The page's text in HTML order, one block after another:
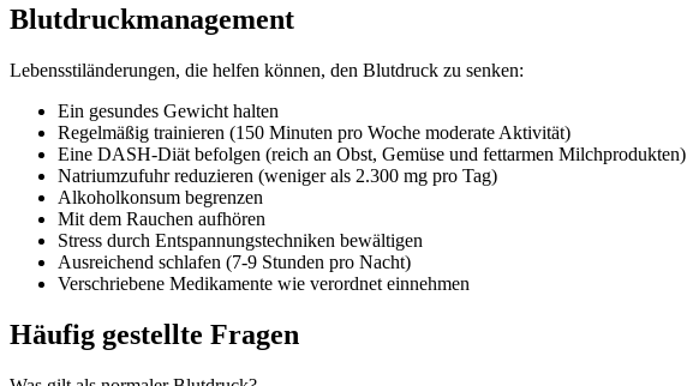
Blutdruckmanagement
Lebensstiländerungen, die helfen können, den Blutdruck zu senken:
Ein gesundes Gewicht halten
Regelmäßig trainieren (150 Minuten pro Woche moderate Aktivität)
Eine DASH-Diät befolgen (reich an Obst, Gemüse und fettarmen Milchprodukten)
Natriumzufuhr reduzieren (weniger als 2.300 mg pro Tag)
Alkoholkonsum begrenzen
Mit dem Rauchen aufhören
Stress durch Entspannungstechniken bewältigen
Ausreichend schlafen (7-9 Stunden pro Nacht)
Verschriebene Medikamente wie verordnet einnehmen
Häufig gestellte Fragen